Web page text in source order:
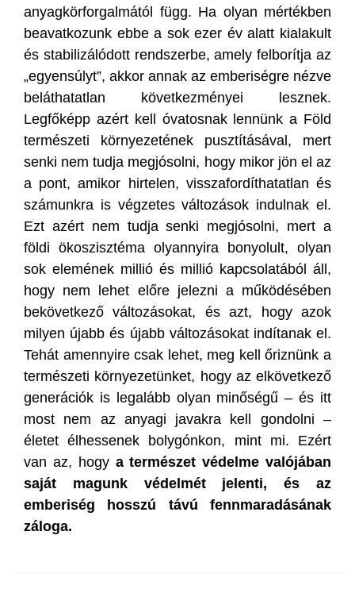
anyagkörforgalmától függ. Ha olyan mértékben
beavatkozunk ebbe a sok ezer év alatt kialakult
és stabilizálódott rendszerbe, amely felborítja az
„egyensúlyt”, akkor annak az emberiségre nézve
beláthatatlan következményei lesznek.
Legfőképp azért kell óvatosnak lennünk a Föld
természeti környezetének pusztításával, mert
senki nem tudja megjósolni, hogy mikor jön el az
a pont, amikor hirtelen, visszafordíthatatlan és
számunkra is végzetes változások indulnak el.
Ezt azért nem tudja senki megjósolni, mert a
földi ökoszisztéma olyannyira bonyolult, olyan
sok elemének millió és millió kapcsolatából áll,
hogy nem lehet előre jelezni a működésében
bekövetkező változásokat, és azt, hogy azok
milyen újabb és újabb változásokat indítanak el.
Tehát amennyire csak lehet, meg kell őriznünk a
természeti környezetünket, hogy az elkövetkező
generációk is legalább olyan minőségű – és itt
most nem az anyagi javakra kell gondolni –
életet élhessenek bolygónkon, mint mi. Ezért
van az, hogy a természet védelme valójában
saját magunk védelmét jelenti, és az
emberiség hosszú távú fennmaradásának
záloga.